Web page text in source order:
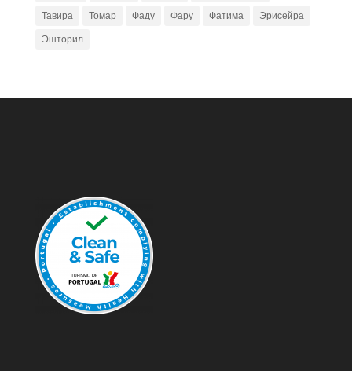
Тавира
Томар Фаду Фару Фатима
Эрисейра
Эшторил